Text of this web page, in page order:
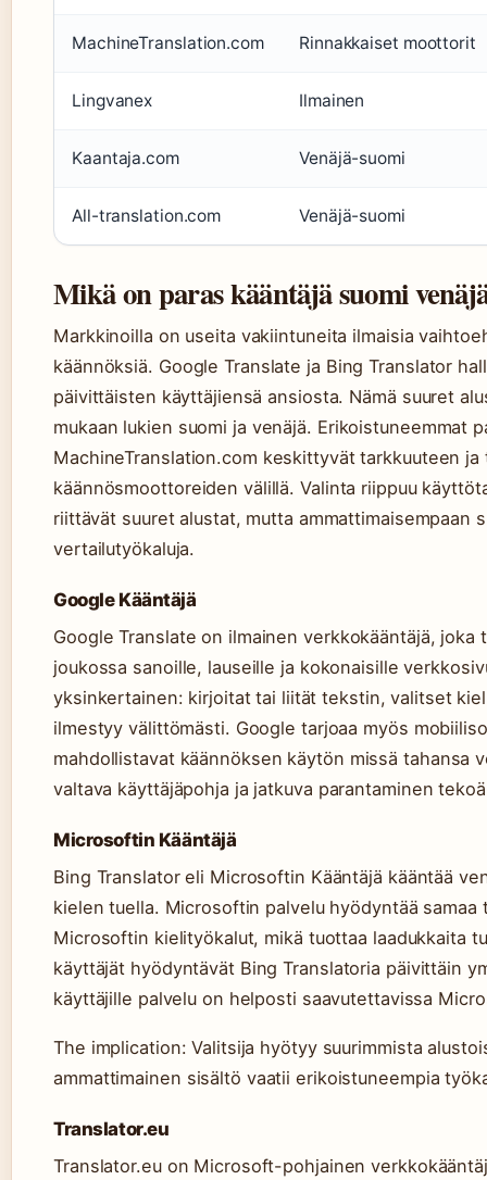
MachineTranslation.com Rinnakkaiset moottorit
Lingvanex Ilmainen
Kaantaja.com Venäjä-suomi
All-translation.com Venäjä-suomi
Mikä on paras kääntäjä suomi
Markkinoilla on useita vakiintuneita ilmaisia
käännöksiä. Google Translate ja Bing Translator
päivittäisten käyttäjiensä ansiosta. Nämä suuret
mukaan lukien suomi ja venäjä. Erikoistuneemmat
MachineTranslation.com keskittyvät tarkkuuteen
käännösmoottoreiden välillä. Valinta riippuu
riittävät suuret alustat, mutta ammattimaisempaan
vertailutyökaluja.
Google Kääntäjä
Google Translate on ilmainen verkkokääntäjä,
joukossa sanoille, lauseille ja kokonaisille
yksinkertainen: kirjoitat tai liität tekstin, valitset
ilmestyy välittömästi. Google tarjoaa myös
mahdollistavat käännöksen käytön missä tahansa
valtava käyttäjäpohja ja jatkuva parantaminen
Microsoftin Kääntäjä
Bing Translator eli Microsoftin Kääntäjä kääntää
kielen tuella. Microsoftin palvelu hyödyntää
Microsoftin kielityökalut, mikä tuottaa laadukkaita
käyttäjät hyödyntävät Bing Translatoria päivittäin
käyttäjille palvelu on helposti saavutettavissa
The implication: Valitsija hyötyy suurimmista
ammattimainen sisältö vaatii erikoistuneempia
Translator.eu
Translator.eu on Microsoft-pohjainen